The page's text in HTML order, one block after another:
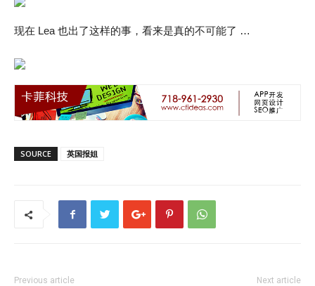
现在 Lea 也出了这样的事，看来是真的不可能了 …
SOURCE 英国报姐
Previous article Next article